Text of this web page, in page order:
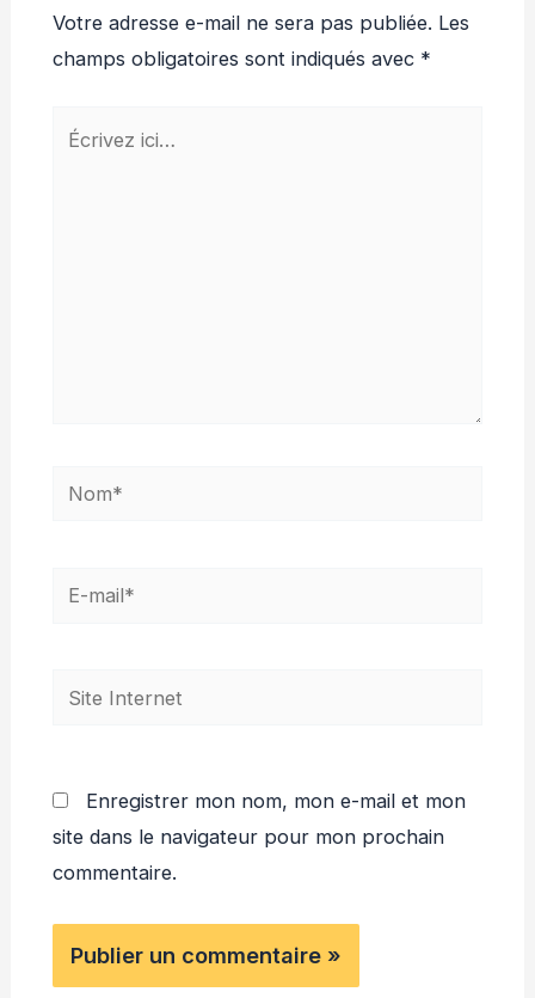
Votre adresse e-mail ne sera pas publiée. Les
champs obligatoires sont indiqués avec *
Écrivez
Nom*
E-
Site
Enregistrer mon nom, mon e-mail et mon
site dans le navigateur pour mon prochain
commentaire.